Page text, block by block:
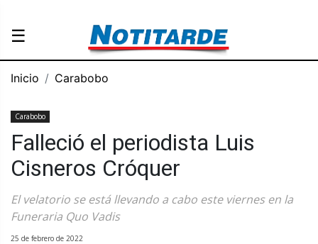
☰
Inicio Carabobo
Carabobo
Falleció el periodista Luis
Cisneros Cróquer
El velatorio se está llevando a cabo este viernes en la
Funeraria Quo Vadis
25 de febrero de 2022